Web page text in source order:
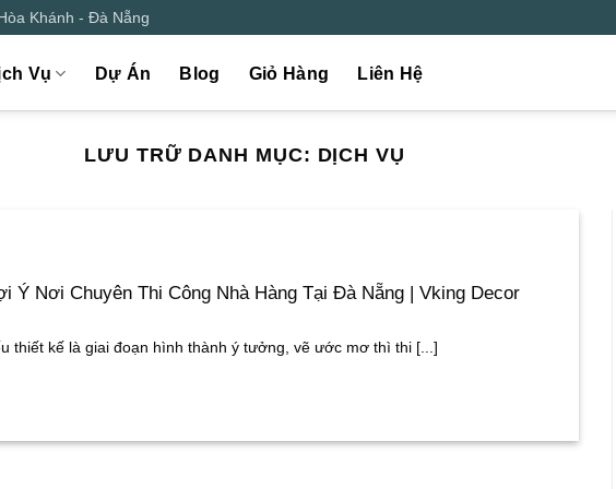
Khánh - Đà Nẵng
Vụ Dự Án Blog Giỏ Hàng Liên Hệ
LƯU TRỮ DANH MỤC: DỊCH VỤ
Ý Nơi Chuyên Thi Công Nhà Hàng Tại Đà Nẵng | Vking Decor
thiết kế là giai đoạn hình thành ý tưởng, vẽ ước mơ thì thi [...]